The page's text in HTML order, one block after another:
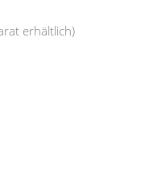
erhältlich)